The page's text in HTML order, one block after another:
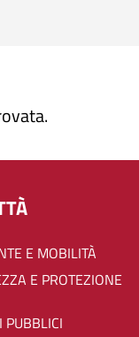
E MOBILITÀ
PUBBLICI